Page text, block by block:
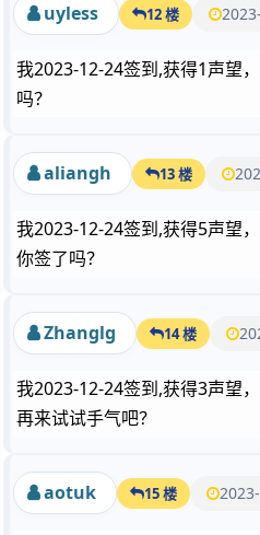
uyless 12 楼
我2023-12-24签到,获得1声望
吗？
aliangh 13 楼
我2023-12-24签到,获得5声望
你签了吗？
Zhanglg 14 楼
我2023-12-24签到,获得3声望
再来试试手气吧？
aotuk 15 楼